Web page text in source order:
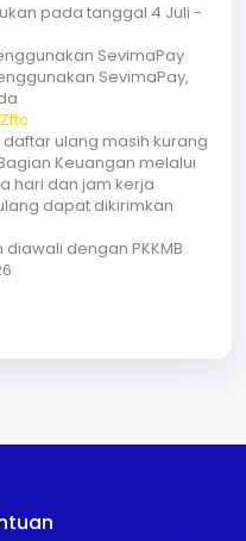
pada tanggal 4 Juli -
SevimaPay
SevimaPay,
ulang masih kurang
Keuangan melalui
hari dan jam kerja
dapat dikirimkan
dengan PKKMB